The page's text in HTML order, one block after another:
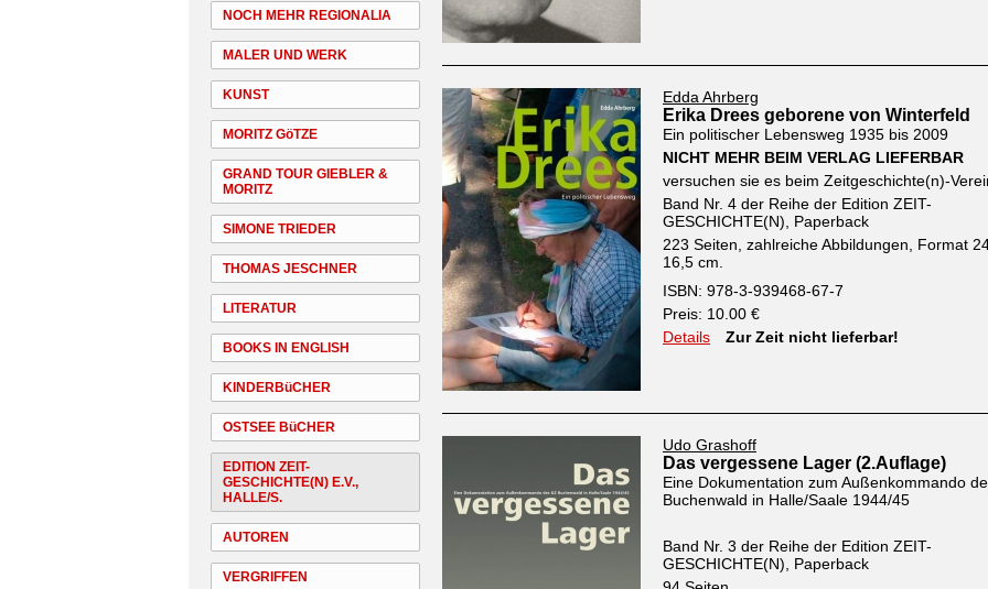
NOCH MEHR REGIONALIA
MALER UND WERK
KUNST
MORITZ GöTZE
GRAND TOUR GIEBLER &
MORITZ
SIMONE TRIEDER
THOMAS JESCHNER
LITERATUR
BOOKS IN ENGLISH
KINDERBüCHER
OSTSEE BüCHER
EDITION ZEIT-
GESCHICHTE(N) E.V.,
HALLE/S.
AUTOREN
VERGRIFFEN
Edda Ahrberg
Erika Drees geborene von Winterfeld
Ein politischer Lebensweg 1935 bis 2009
NICHT MEHR BEIM VERLAG LIEFERBAR
versuchen sie es beim Zeitgeschichte(n)-
Band Nr. 4 der Reihe der Edition ZEIT-
GESCHICHTE(N), Paperback
223 Seiten, zahlreiche Abbildungen, Format
16,5 cm.
ISBN: 978-3-939468-67-7
Preis: 10.00 €
Details
Zur Zeit nicht lieferbar!
Udo Grashoff
Das vergessene Lager (2.Auflage)
Eine Dokumentation zum Außenkommando
Buchenwald in Halle/Saale 1944/45
Band Nr. 3 der Reihe der Edition ZEIT-
GESCHICHTE(N), Paperback